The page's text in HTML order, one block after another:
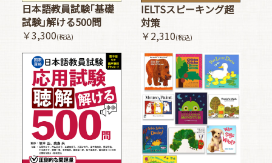
日本語教員試験｢基礎
試験｣解ける500問
￥3,300(税込)
IELTSスピーキング超
対策
￥2,310(税込)